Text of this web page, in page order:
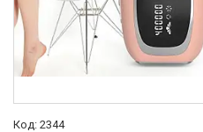
Повернення та обмін
2344